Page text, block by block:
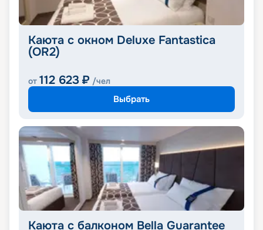
Каюта с окном Deluxe Fantastica
(OR2)
от 112 623 ₽ /чел
Выбрать
Каюта с балконом Bella Guarantee